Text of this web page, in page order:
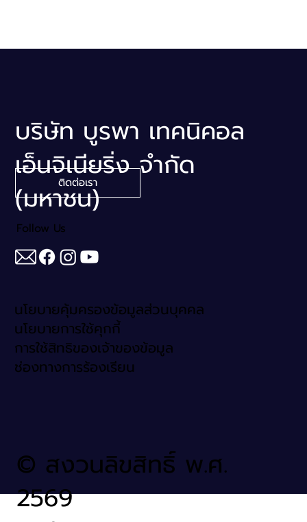
บริษัท บูรพา เทคนิคอล
เอ็นจิเนียริ่ง จำกัด
(มหาชน)
ติดต่อเรา
Follow Us
นโยบายคุ้มครองข้อมูลส่วนบุคคล
นโยบายการใช้คุกกี้
การใช้สิทธิของเจ้าของข้อมูล
ช่องทางการร้องเรียน
© สงวนลิขสิทธิ์ พ.ศ.
2569